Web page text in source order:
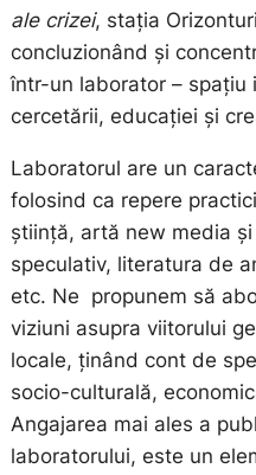
ale crizei, stația
concluzionând și
într-un laborator –
cercetării, educației și
Laboratorul are un
folosind ca repere
știință, artă new media
speculativ, literatura de
etc. Ne propunem să
viziuni asupra viitorului
locale, ținând cont de
socio-culturală,
Angajarea mai ales a
laboratorului, este un